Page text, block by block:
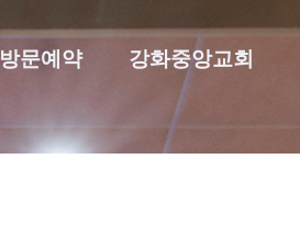
방문예약 강화중앙교회